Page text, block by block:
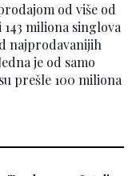
od više od
miliona singlova
najprodavanijih
je od samo
prešle 100 miliona